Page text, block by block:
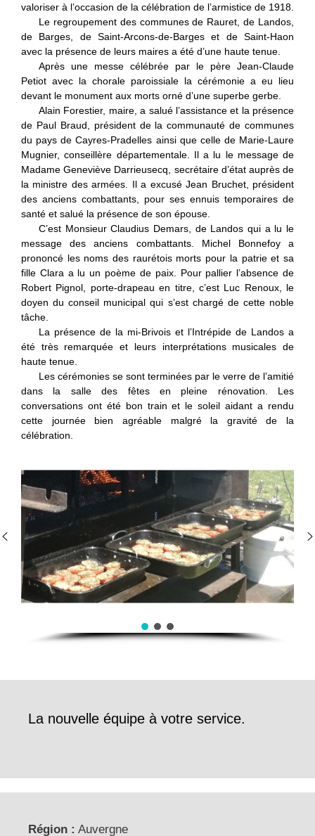
valoriser à l’occasion de la célébration de l’armistice de 1918.
Le regroupement des communes de Rauret, de Landos,
de Barges, de Saint-Arcons-de-Barges et de Saint-Haon
avec la présence de leurs maires a été d’une haute tenue.
Après une messe célébrée par le père Jean-Claude
Petiot avec la chorale paroissiale la cérémonie a eu lieu
devant le monument aux morts orné d’une superbe gerbe.
Alain Forestier, maire, a salué l’assistance et la présence
de Paul Braud, président de la communauté de communes
du pays de Cayres-Pradelles ainsi que celle de Marie-Laure
Mugnier, conseillère départementale. Il a lu le message de
Madame Geneviève Darrieusecq, secrétaire d’état auprès de
la ministre des armées. Il a excusé Jean Bruchet, président
des anciens combattants, pour ses ennuis temporaires de
santé et salué la présence de son épouse.
C’est Monsieur Claudius Demars, de Landos qui a lu le
message des anciens combattants. Michel Bonnefoy a
prononcé les noms des raurétois morts pour la patrie et sa
fille Clara a lu un poème de paix. Pour pallier l’absence de
Robert Pignol, porte-drapeau en titre, c’est Luc Renoux, le
doyen du conseil municipal qui s’est chargé de cette noble
tâche.
La présence de la mi-Brivois et l’Intrépide de Landos a
été très remarquée et leurs interprétations musicales de
haute tenue.
Les cérémonies se sont terminées par le verre de l’amitié
dans la salle des fêtes en pleine rénovation. Les
conversations ont été bon train et le soleil aidant a rendu
cette journée bien agréable malgré la gravité de la
célébration.
La nouvelle équipe à votre service.
Région : Auvergne